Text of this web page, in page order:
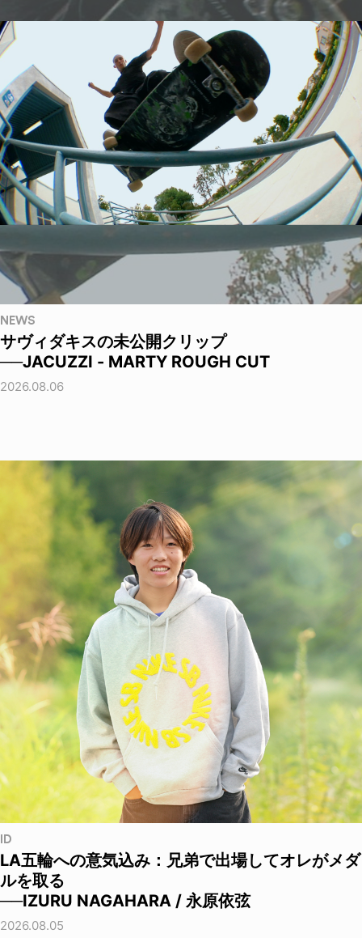
NEWS
サヴィダキスの未公開クリップ
──JACUZZI - MARTY ROUGH CUT
2026.08.06
ID
LA五輪への意気込み：兄弟で出場してオレがメダ
ルを取る
──IZURU NAGAHARA / 永原依弦
2026.08.05